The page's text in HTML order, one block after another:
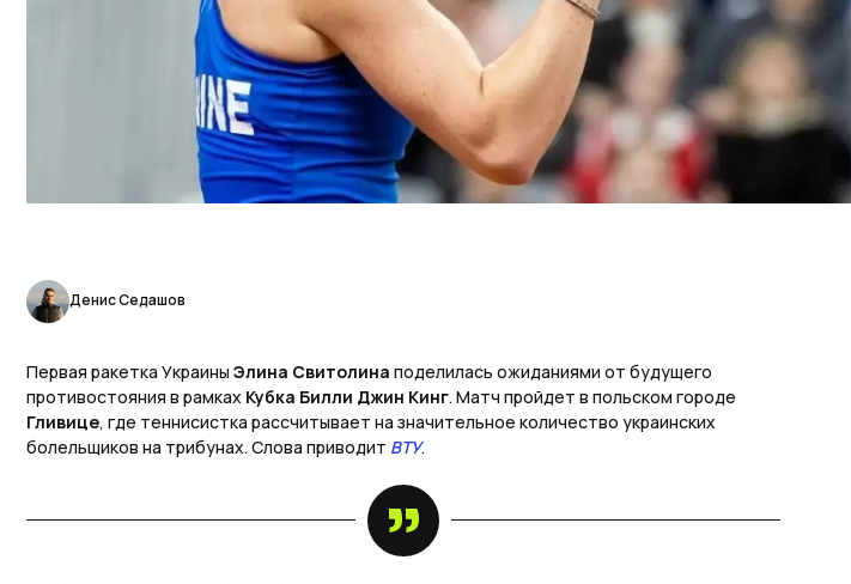
Денис Седашов
Первая ракетка Украины Элина Свитолина поделилась ожиданиями от будущего
противостояния в рамках Кубка Билли Джин Кинг. Матч пройдет в польском городе
Гливице, где теннисистка рассчитывает на значительное количество украинских
болельщиков на трибунах. Слова приводит ВТУ.